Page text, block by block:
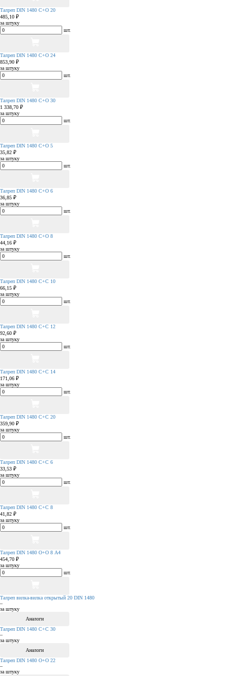
Талреп DIN 1480 С+О 20
485,10 ₽
за штуку
шт.
Талреп DIN 1480 С+О 24
853,90 ₽
за штуку
шт.
Талреп DIN 1480 С+О 30
1 338,70 ₽
за штуку
шт.
Талреп DIN 1480 С+О 5
35,82 ₽
за штуку
шт.
Талреп DIN 1480 С+О 6
36,85 ₽
за штуку
шт.
Талреп DIN 1480 С+О 8
44,16 ₽
за штуку
шт.
Талреп DIN 1480 С+С 10
66,15 ₽
за штуку
шт.
Талреп DIN 1480 С+С 12
92,60 ₽
за штуку
шт.
Талреп DIN 1480 С+С 14
171,06 ₽
за штуку
шт.
Талреп DIN 1480 С+С 20
359,90 ₽
за штуку
шт.
Талреп DIN 1480 С+С 6
33,53 ₽
за штуку
шт.
Талреп DIN 1480 С+С 8
41,82 ₽
за штуку
шт.
Талреп DIN 1480 О+О 8 А4
454,70 ₽
за штуку
шт.
Талреп вилка-вилка открытый 20 DIN 1480
–
за штуку
Аналоги
Талреп DIN 1480 С+С 30
–
за штуку
Аналоги
Талреп DIN 1480 О+О 22
–
за штуку